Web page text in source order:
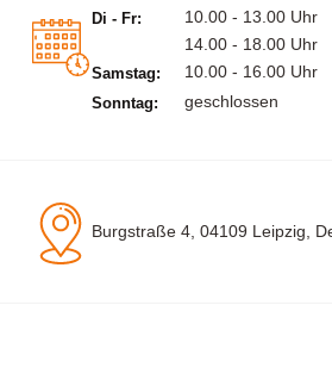
Di - Fr:
10.00 - 13.00 Uhr
14.00 - 18.00 Uhr
Samstag: 10.00 - 16.00 Uhr
Sonntag: geschlossen
Burgstraße 4, 04109 Leipzig,